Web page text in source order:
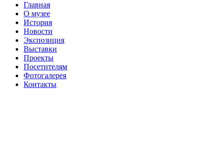
Главная
О музее
История
Новости
Экспозиция
Выставки
Проекты
Посетителям
Фотогалерея
Контакты